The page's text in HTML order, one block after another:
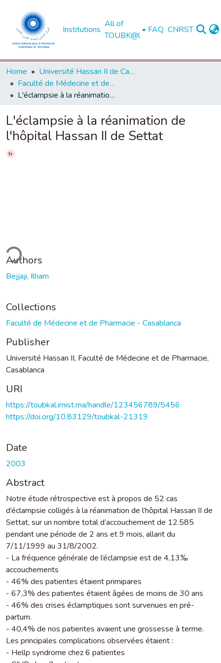
Institutions
All of
TOUBK@l
FAQ CNRST
Home
Université Hassan II de Casablanca
Faculté de Médecine et de Pharmacie - Casablanca
L'éclampsie à la réanimation de l'hôpital Hassan II de Settat
L'éclampsie à la réanimation de
l'hôpital Hassan II de Settat
fr
Authors
Bejjaji, Ilham
Collections
Faculté de Médecine et de Pharmacie - Casablanca
Publisher
Université Hassan II, Faculté de Médecine et de Pharmacie,
Casablanca
URI
https://toubkal.imist.ma/handle/123456789/5456
https://doi.org/10.83129/toubkal-21319
Date
2003
Abstract
Notre étude rétrospective est à propos de 52 cas
d’éclampsie colligés à la réanimation de l’hôpital Hassan II de
Settat, sur un nombre total d’accouchement de 12.585
pendant une période de 2 ans et 9 mois, allant du
7/11/1999 au 31/8/2002.
- La fréquence générale de l’éclampsie est de 4,13‰
accouchements
- 46% des patientes étaient primipares
- 67,3% des patientes étaient âgées de moins de 30 ans
- 46% des crises éclamptiques sont survenues en pré-
partum.
- 40,4% de nos patientes avaient une grossesse à terme.
Les principales complications observées étaient :
- Hellp syndrome chez 6 patientes